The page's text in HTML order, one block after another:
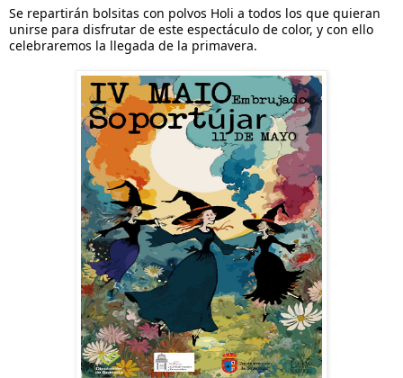
Se repartirán bolsitas con polvos Holi a todos los que quieran
unirse para disfrutar de este espectáculo de color, y con ello
celebraremos la llegada de la primavera.